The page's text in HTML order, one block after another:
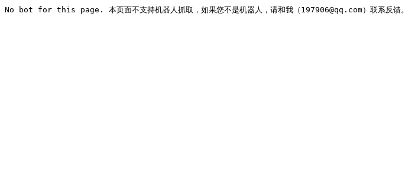
No bot for this page. 本页面不支持机器人抓取，如果您不是机器人，请和我（197906@qq.com）联系反馈。